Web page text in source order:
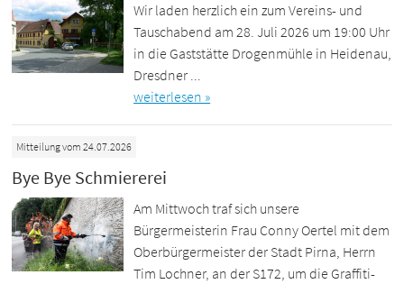
Wir laden herzlich ein zum Vereins- und
Tauschabend am 28. Juli 2026 um 19:00 Uhr
in die Gaststätte Drogenmühle in Heidenau,
Dresdner ...
weiterlesen »
Mitteilung vom 24.07.2026
Bye Bye Schmiererei
Am Mittwoch traf sich unsere
Bürgermeisterin Frau Conny Oertel mit dem
Oberbürgermeister der Stadt Pirna, Herrn
Tim Lochner, an der S172, um die Graffiti-